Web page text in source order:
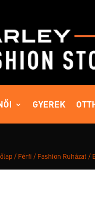
GYEREK
/ Férfi / Fashion Ruházat /